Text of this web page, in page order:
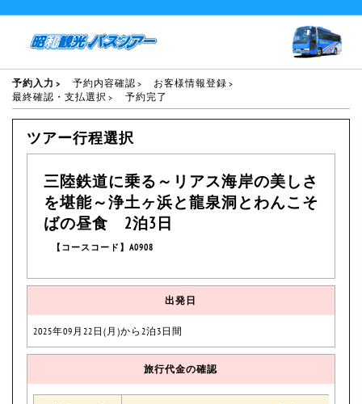
予約入力 予約内容確認
お客様情報登録
最終確認・支払選択
予約完了
ツアー行程選択
三陸鉄道に乗る～リアス海岸の美しさ
を堪能～浄土ヶ浜と龍泉洞とわんこそ
ばの昼食 2泊3日
【コースコード】A0908
出発日
2025年09月22日(月)から2泊3日間
旅行代金の確認